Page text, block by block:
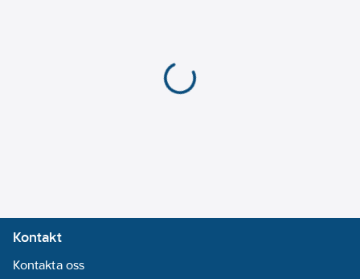
Kontakt
Kontakta oss